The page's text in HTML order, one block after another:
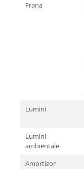
Frana
Lumini
Lumini
ambientale
Amortizor